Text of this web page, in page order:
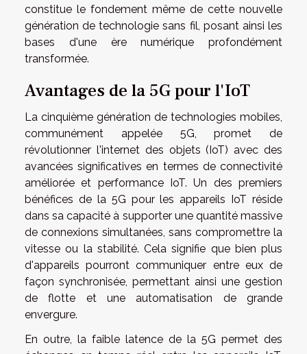
constitue le fondement même de cette nouvelle
génération de technologie sans fil, posant ainsi les
bases d'une ère numérique profondément
transformée.
Avantages de la 5G pour l'IoT
La cinquième génération de technologies mobiles,
communément appelée 5G, promet de
révolutionner l'internet des objets (IoT) avec des
avancées significatives en termes de connectivité
améliorée et performance IoT. Un des premiers
bénéfices de la 5G pour les appareils IoT réside
dans sa capacité à supporter une quantité massive
de connexions simultanées, sans compromettre la
vitesse ou la stabilité. Cela signifie que bien plus
d'appareils pourront communiquer entre eux de
façon synchronisée, permettant ainsi une gestion
de flotte et une automatisation de grande
envergure.
En outre, la faible latence de la 5G permet des